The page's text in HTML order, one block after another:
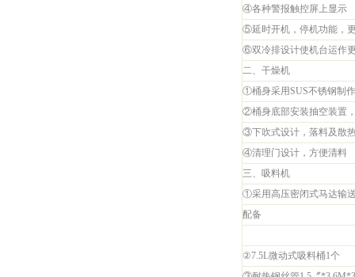
④各种警报触控屏上显示
⑤延时开机，停机功能，
⑥双冷排设计使机台运作
二、干燥机
①桶身采用SUS不锈钢制
②桶身底部安装抽空装置
③下吹式设计，落料及散
④清理门设计，方便清料
三、吸料机
①采用高压密闭式马达输
配备
②7.5L微动式吸料桶1个